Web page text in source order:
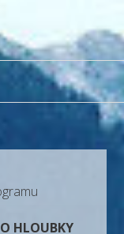
HLOUBKY